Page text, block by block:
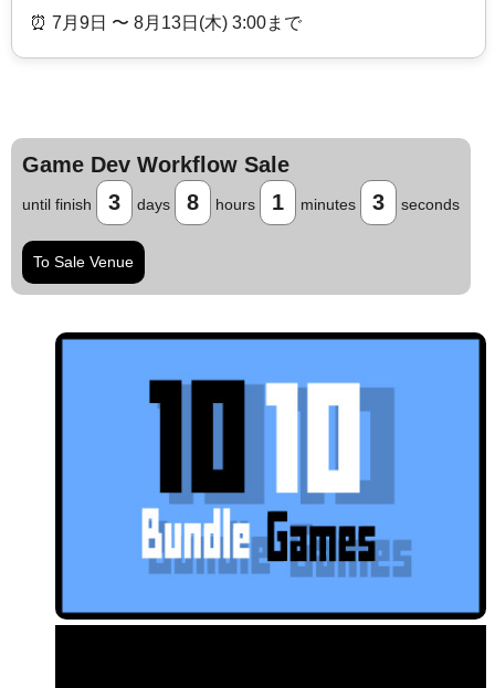
⏰️ 7月9日 〜 8月13日(木) 3:00まで
Game Dev Workflow Sale
until finish 3 days 8 hours 1 minutes 2 seconds
To Sale Venue